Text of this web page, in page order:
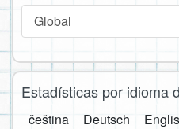
Global
Estadísticas por idioma
čeština Deutsch